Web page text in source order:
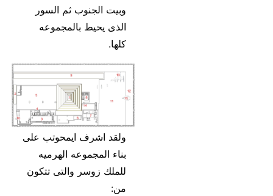
وبيت الجنوب ثم السور
الذى يحيط بالمجموعه
كلها.
ولقد اشرف ايمحوتب على
بناء المجموعه الهرميه
للملك زوسر والتى تتكون
من: